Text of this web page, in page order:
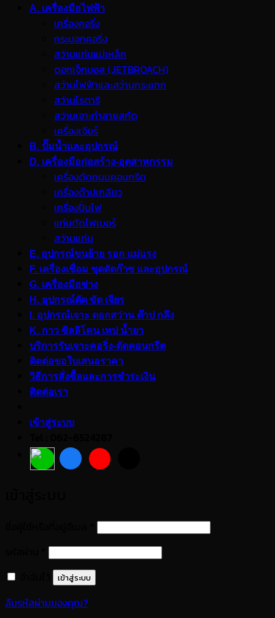
A. เครื่องมือไฟฟ้า
เครื่องคอริ่ง
กระบอกคอริ่ง
สว่านแท่นแม่เหล็ก
ดอกเจ็ทบอส (JETBROACH)
สว่านไฟฟ้าและสว่านกระแทก
สว่านโรตารี
สว่านเจาะทำลายสกัด
เครื่องเจียร์
B. ปั๊มน้ำและอุปกรณ์
D. เครื่องมือก่อสร้าง-อุตสาหกรรม
เครื่องตัดถนนคอนกรีต
เครื่องต๊าปเกลียว
เครื่องปั่นไฟ
แท่นตัดไฟเบอร์
สว่านแท่น
E. อุปกรณ์ขนย้าย รอก แม่แรง
F. เครื่องเชื่อม ชุดตัดก๊าซ และอุปกรณ์
G. เครื่องมือช่าง
H. อุปกรณ์ตัด ขัด เจียร
I. อุปกรณ์เจาะ ดอกสว่าน ต๊าป กลึง
K. กาว ซิลลิโคน เทป น้ำยา
บริการรับเจาะคอริ่ง-ตัดคอนกรีต
ติดต่อขอใบเสนอราคา
วิธีการสั่งซื้อและการชำระเงิน
ติดต่อเรา
เข้าสู่ระบบ
ต้องการ
ต้องการ
เข้าสู่ระบบ
ลืมรหัสผ่านของคุณ?